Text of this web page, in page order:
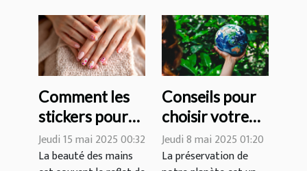
Comment les
stickers pour
ongles peuvent
transformer
Jeudi 15 mai 2025 00:32
La beauté des mains
Conseils pour
choisir votre
prochaine
destination de
Jeudi 8 mai 2025 01:20
La préservation de